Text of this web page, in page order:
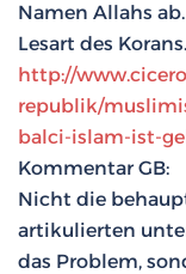
Namen Allahs
Lesart des
http://
republik/
balci-islam-ist-
Kommentar GB:
Nicht die
artikulierten
das Problem,